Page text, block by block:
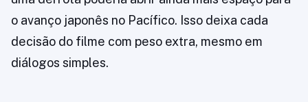
o avanço japonês no Pacífico. Isso deixa cada
decisão do filme com peso extra, mesmo em
diálogos simples.